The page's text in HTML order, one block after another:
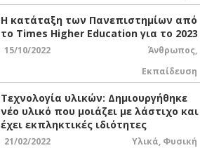
Η κατάταξη των Πανεπιστημίων από
το Times Higher Education για το 2023
15/10/2022 Άνθρωπος,
Εκπαίδευση
Τεχνολογία υλικών: Δημιουργήθηκε
νέο υλικό που μοιάζει με λάστιχο και
έχει εκπληκτικές ιδιότητες
21/02/2022 Υλικά, Φυσική